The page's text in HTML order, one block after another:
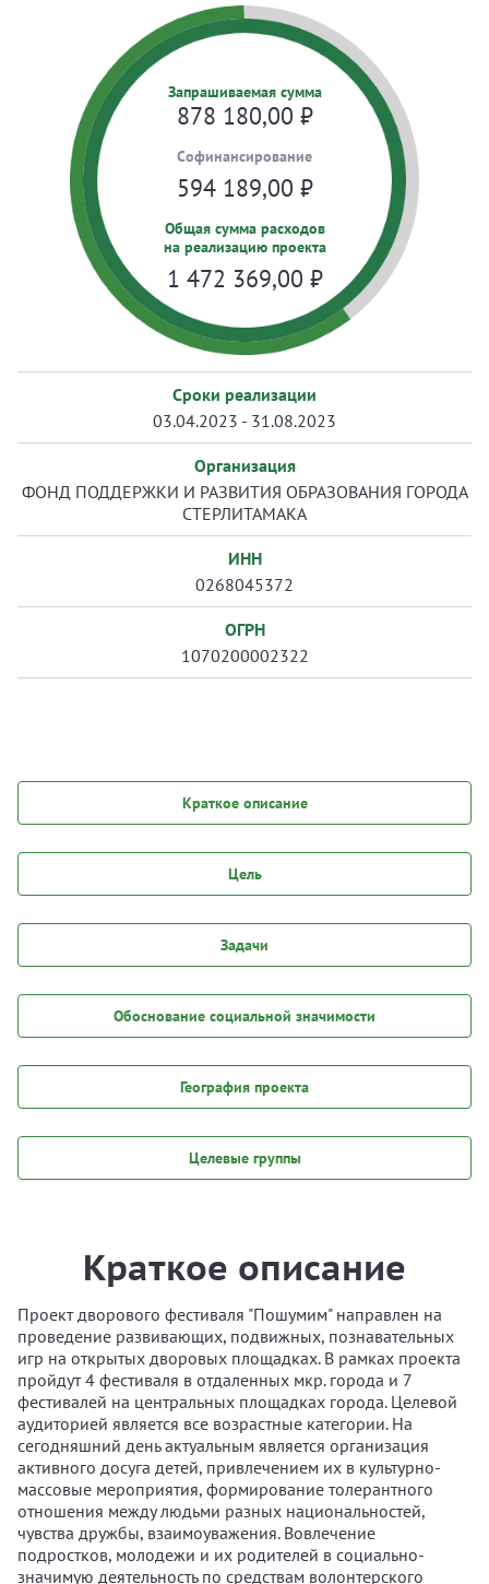
Запрашиваемая сумма
878 180,00 ₽
Cофинансирование
594 189,00 ₽
Общая сумма расходов
на реализацию проекта
1 472 369,00 ₽
Сроки реализации
03.04.2023 - 31.08.2023
Организация
ФОНД ПОДДЕРЖКИ И РАЗВИТИЯ ОБРАЗОВАНИЯ ГОРОДА
СТЕРЛИТАМАКА
ИНН
0268045372
ОГРН
1070200002322
Краткое описание
Цель
Задачи
Обоснование социальной значимости
География проекта
Целевые группы
Краткое описание
Проект дворового фестиваля "Пошумим" направлен на
проведение развивающих, подвижных, познавательных
игр на открытых дворовых площадках. В рамках проекта
пройдут 4 фестиваля в отдаленных мкр. города и 7
фестивалей на центральных площадках города. Целевой
аудиторией является все возрастные категории. На
сегодняшний день актуальным является организация
активного досуга детей, привлечением их в культурно-
массовые мероприятия, формирование толерантного
отношения между людьми разных национальностей,
чувства дружбы, взаимоуважения. Вовлечение
подростков, молодежи и их родителей в социально-
значимую деятельность по средствам волонтерского